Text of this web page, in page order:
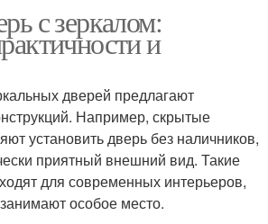
с зеркалом:
и
дверей предлагают
Например, скрытые
установить дверь без наличников,
приятный внешний вид. Такие
для современных интерьеров,
особое место.